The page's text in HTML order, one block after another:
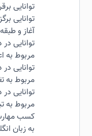
توانایی
توانایی
آغاز و
توانایی
مربوط به
توانایی
مربوط به
توانایی
مربوط به
کسب
به زبان